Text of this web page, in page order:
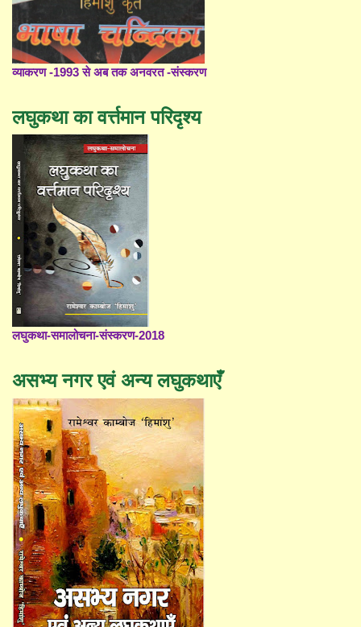
व्याकरण -1993 से अब तक अनवरत -संस्करण
लघुकथा का वर्त्तमान परिदृश्य
लघुकथा-समालोचना-संस्करण-2018
असभ्य नगर एवं अन्य लघुकथाएँ